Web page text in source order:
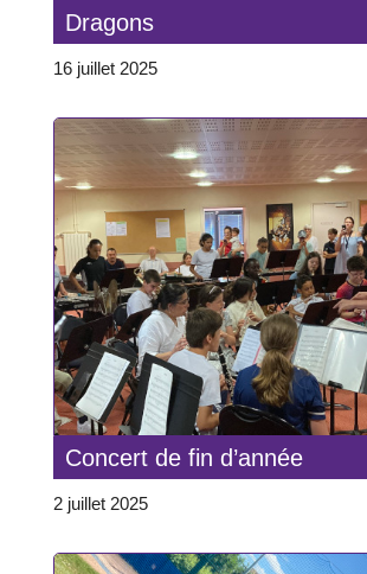
Dragons
16 juillet 2025
Concert de fin d’année
2 juillet 2025